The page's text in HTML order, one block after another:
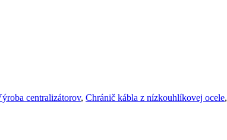
centralizátorov, Chránič kábla z nízkouhlíkovej ocele,